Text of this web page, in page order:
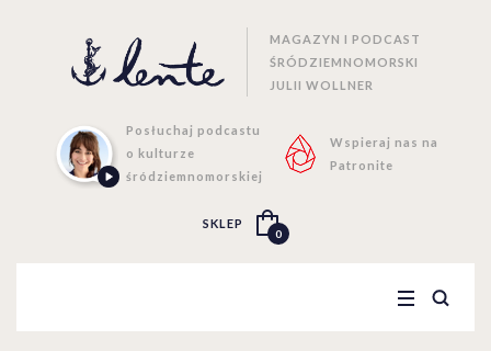
MAGAZYN I PODCAST
ŚRÓDZIEMNOMORSKI
JULII WOLLNER
Posłuchaj podcastu
o kulturze
śródziemnomorskiej
Wspieraj nas na
Patronite
SKLEP
0